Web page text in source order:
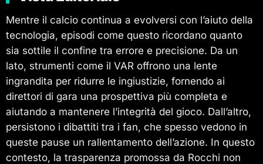
Mentre il calcio continua a evolversi con l’aiuto della
tecnologia, episodi come questo ricordano quanto
sia sottile il confine tra errore e precisione. Da un
lato, strumenti come il VAR offrono una lente
ingrandita per ridurre le ingiustizie, fornendo ai
direttori di gara una prospettiva più completa e
aiutando a mantenere l’integrità del gioco. Dall’altro,
persistono i dibattiti tra i fan, che spesso vedono in
queste pause un rallentamento dell’azione. In questo
contesto, la trasparenza promossa da Rocchi non